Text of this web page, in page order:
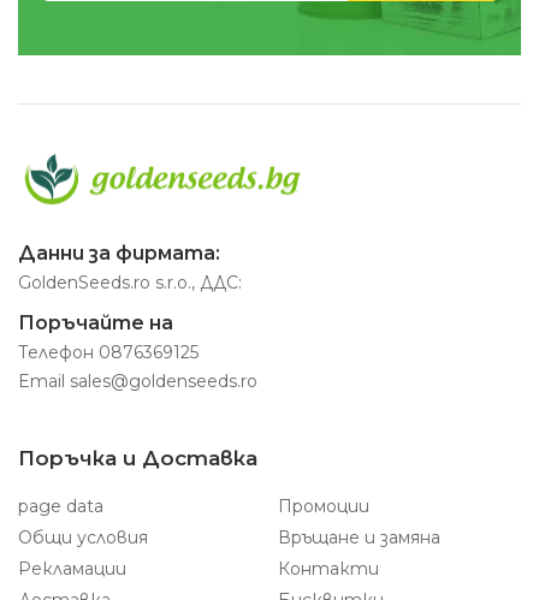
Данни за фирмата:
GoldenSeeds.ro s.r.o., ДДС:
Поръчайте на
Телефон 0876369125
Email sales@goldenseeds.ro
Поръчка и Доставка
page data
Промоции
Общи условия
Връщане и замяна
Рекламации
Контакти